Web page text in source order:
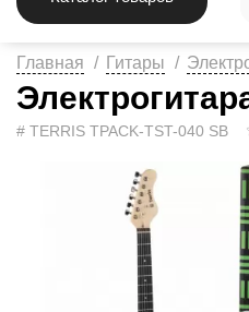
Главная Гитары
# TERRIS TPACK-TST-040 SB